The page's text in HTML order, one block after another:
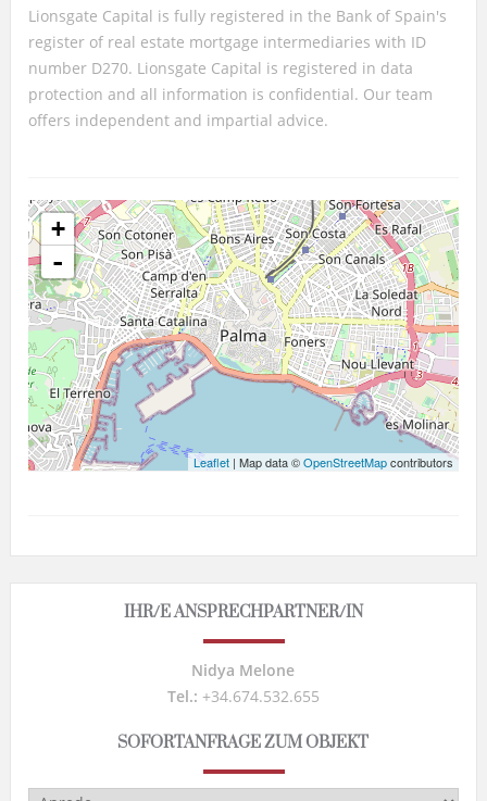
Lionsgate Capital is fully registered in the Bank of Spain's
register of real estate mortgage intermediaries with ID
number D270. Lionsgate Capital is registered in data
protection and all information is confidential. Our team
offers independent and impartial advice.
+
-
Leaflet | Map data ©OpenStreetMapcontributors
IHR/E ANSPRECHPARTNER/IN
Nidya Melone
Tel.: +34.674.532.655
SOFORTANFRAGE ZUM OBJEKT